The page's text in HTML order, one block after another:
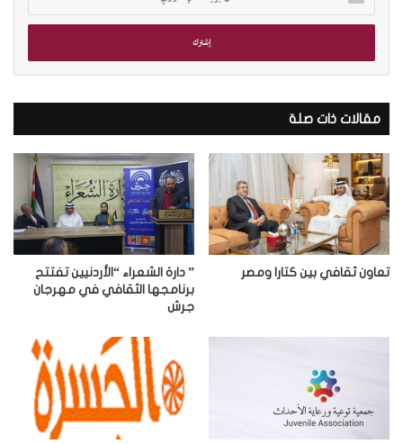
خ
ب
ي
د
ك
ا
ل
إ
ل
ت
ر
مقالات ذات صلة
تعاون ثقافي بين كتارا ومصر
” دارة الشعراء “الأردنيين تفتتح
برنامجها الثقافي في مهرجان
جرش